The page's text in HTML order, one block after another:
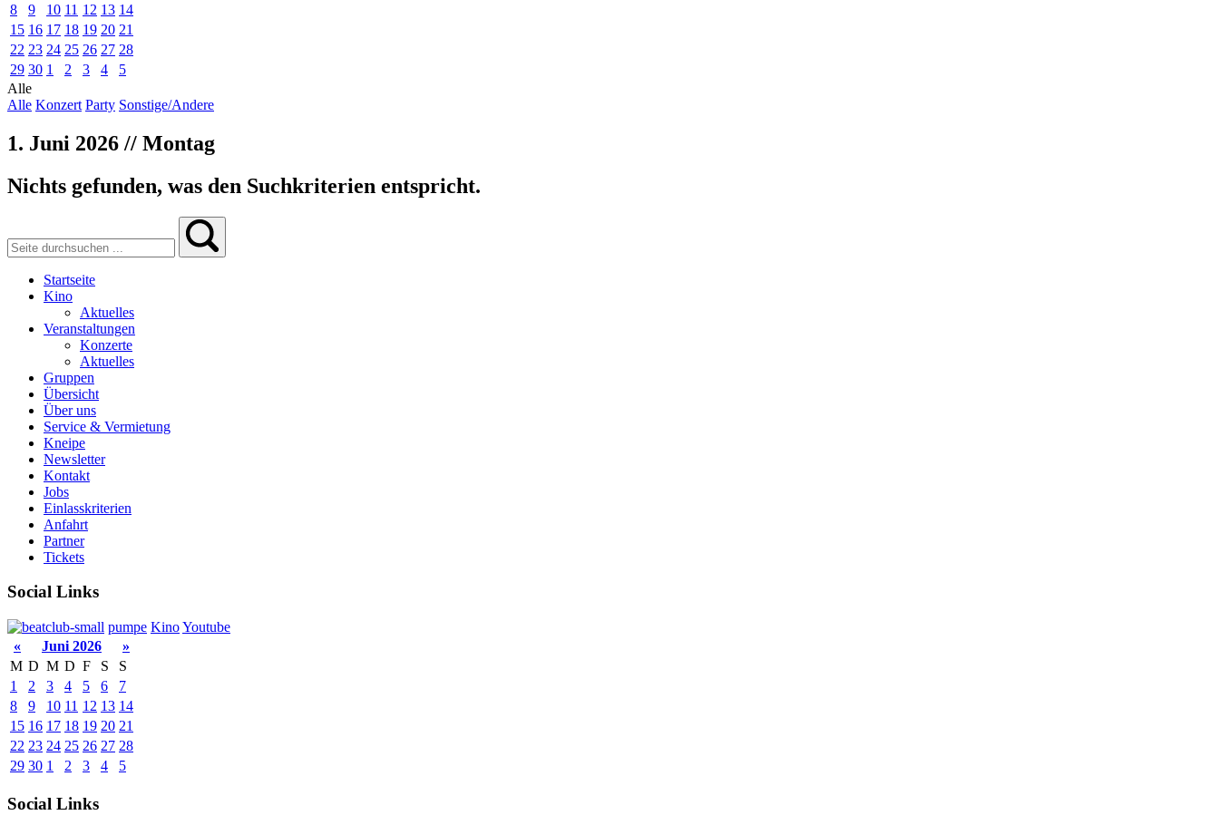
8
9 10 11 12 13 14
15 16 17 18 19 20 21
22 23 24 25 26 27 28
29 30 1 2 3 4
5
Alle
Alle Konzert Party Sonstige/Andere
1. Juni 2026 // Montag
Nichts gefunden, was den Suchkriterien entspricht.
Startseite
Kino
Aktuelles
Veranstaltungen
Konzerte
Aktuelles
Gruppen
Übersicht
Über uns
Service & Vermietung
Kneipe
Newsletter
Kontakt
Jobs
Einlasskriterien
Anfahrt
Partner
Tickets
Social Links
pumpe KinoYoutube
«
Juni 2026
»
M D M D F S
S
1
2 3 4 5 6
7
8
9 10 11 12 13 14
15 16 17 18 19 20 21
22 23 24 25 26 27 28
29 30 1 2 3 4 5
Social Links